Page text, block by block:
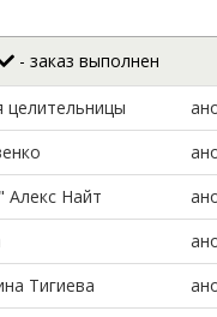
- заказ выполнен
целительницы
Алекс Найт
Тигиева